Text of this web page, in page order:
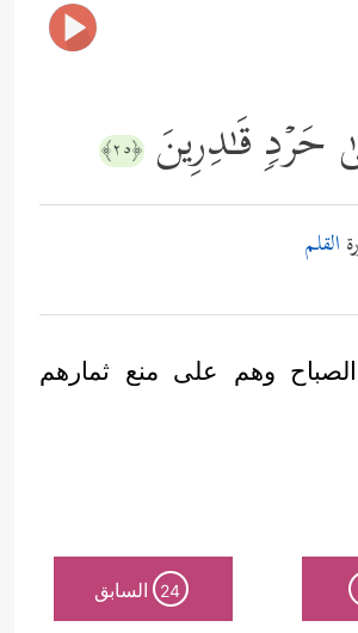
حَرۡدࣲ قَـٰدِرِینَ ﴿٢٥﴾
القلم
وهم على منع ثمارهم
24 السابق